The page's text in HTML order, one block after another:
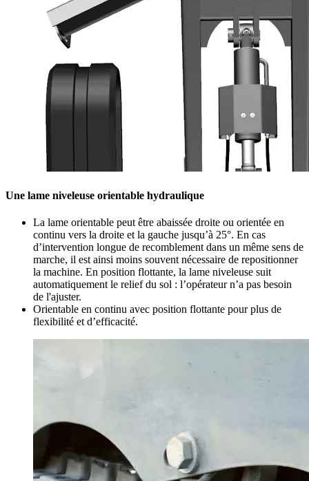
Une lame niveleuse orientable hydraulique
La lame orientable peut être abaissée droite ou orientée en
continu vers la droite et la gauche jusqu’à 25°. En cas
d’intervention longue de recomblement dans un même sens de
marche, il est ainsi moins souvent nécessaire de repositionner
la machine. En position flottante, la lame niveleuse suit
automatiquement le relief du sol : l’opérateur n’a pas besoin
de l'ajuster.
Orientable en continu avec position flottante pour plus de
flexibilité et d’efficacité.